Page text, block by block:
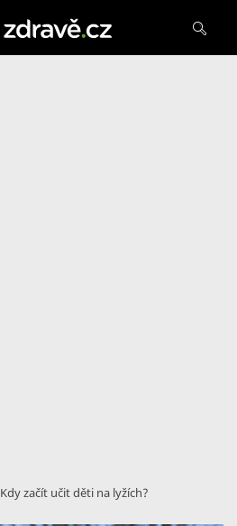
Kdy začít učit děti na lyžích?